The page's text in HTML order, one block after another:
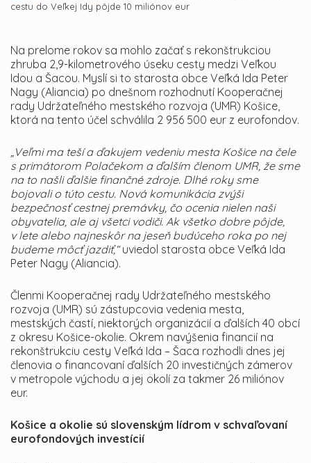
cestu do Veľkej Idy pôjde 10 miliónov eur
Na prelome rokov sa mohlo začať s rekonštrukciou
zhruba 2,9-kilometrového úseku cesty medzi Veľkou
Idou a Šacou. Myslí si to starosta obce Veľká Ida Peter
Nagy (Aliancia) po dnešnom rozhodnutí Kooperačnej
rady Udržateľného mestského rozvoja (UMR) Košice,
ktorá na tento účel schválila 2 956 500 eur z eurofondov.
„Veľmi ma teší a ďakujem vedeniu mesta Košice na čele
s primátorom Polačekom a ďalším členom UMR, že sme
na to našli ďalšie finančné zdroje. Dlhé roky sme
bojovali o túto cestu. Nová komunikácia zvýši
bezpečnosť cestnej premávky, čo ocenia nielen naši
obyvatelia, ale aj všetci vodiči. Ak všetko dobre pôjde,
v lete alebo najneskôr na jeseň budúceho roka po nej
budeme môcť jazdiť,“uviedol starosta obce Veľká Ida
Peter Nagy (Aliancia).
Členmi Kooperačnej rady Udržateľného mestského
rozvoja (UMR) sú zástupcovia vedenia mesta,
mestských častí, niektorých organizácií a ďalších 40 obcí
z okresu Košice-okolie. Okrem navýšenia financií na
rekonštrukciu cesty Veľká Ida – Šaca rozhodli dnes jej
členovia o financovaní ďalších 20 investičných zámerov
v metropole východu a jej okolí za takmer 26 miliónov
eur.
Košice a okolie sú slovenským lídrom v schvaľovaní
eurofondových investícií